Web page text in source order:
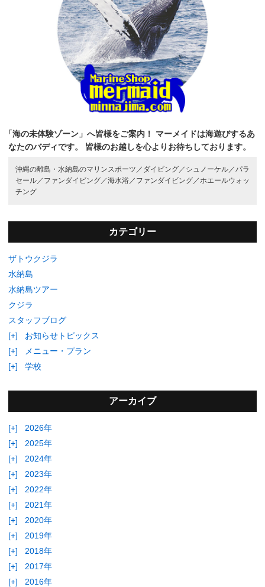
「海の未体験ゾーン」へ皆様をご案内！
マーメイドは海遊びするあ
なたのバディです。
皆様のお越しを心よりお待ちしております。
沖縄の離島・水納島のマリンスポーツ／ ダイビング／ シュノーケル／パラ
セール／ ファンダイビング／海水浴／ ファンダイビング／ホエールウォッ
チング
カテゴリー
ザトウクジラ
水納島
水納島ツアー
クジラ
スタッフブログ
[+]
お知らせトピックス
[+]
メニュー・プラン
[+]
学校
アーカイブ
[+]
2026年
[+]
2025年
[+]
2024年
[+]
2023年
[+]
2022年
[+]
2021年
[+]
2020年
[+]
2019年
[+]
2018年
[+]
2017年
[+]
2016年